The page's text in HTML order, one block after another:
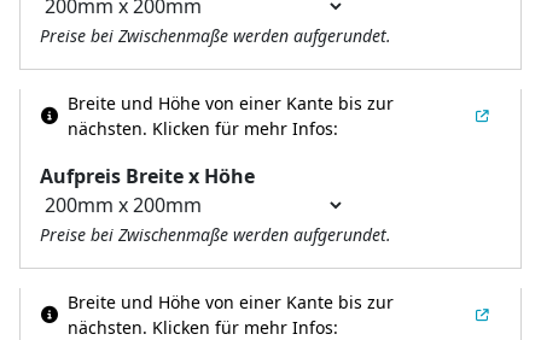
Preise bei Zwischenmaße werden aufgerundet.
Aufpreis Breite x Höhe
Breite und Höhe von einer Kante bis zur
nächsten. Klicken für mehr Infos:
Preise bei Zwischenmaße werden aufgerundet.
Breite und Höhe von einer Kante bis zur
nächsten. Klicken für mehr Infos: